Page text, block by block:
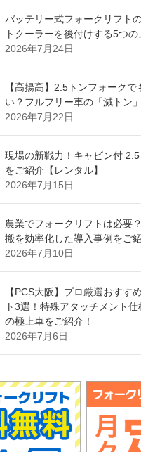
バッテリー式フォークリフト
トクーラーを後付けする5つの
2026年7月24日
【高揚高】2.5トンフォーク
い？フルフリー車の「減トン
2026年7月22日
現場の新戦力！キャビン付
をご紹介【レンタル】
2026年7月15日
農業でフォークリフトは必要
搬を効率化した導入事例をご
2026年7月10日
【PCS大阪】プロ厳選おすす
ト3選！特殊アタッチメント
の極上車をご紹介！
2026年7月6日